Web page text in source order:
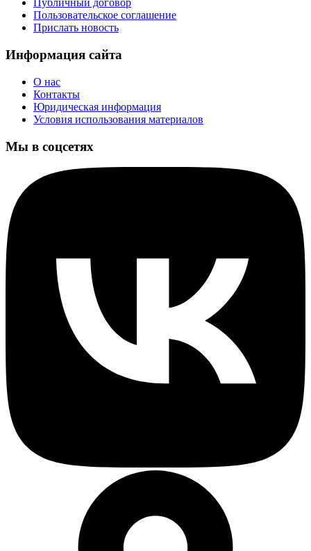
Публичный договор
Пользовательское соглашение
Прислать новость
Информация сайта
О нас
Контакты
Юридическая информация
Условия использования материалов
Мы в соцсетях